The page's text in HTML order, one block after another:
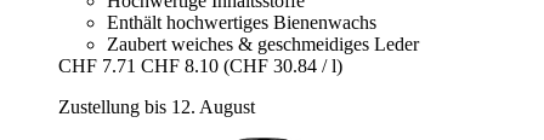
Enthält hochwertiges Bienenwachs
Zaubert weiches & geschmeidiges Leder
CHF 7.71 CHF 8.10 (CHF 30.84 / l)
Zustellung bis 12. August